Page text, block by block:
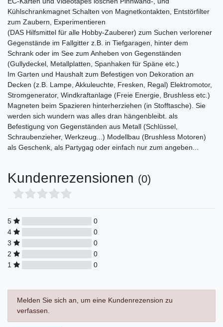
Kühlschrankmagnet Schalten von Magnetkontakten, Entstörfilter
zum Zaubern, Experimentieren
(DAS Hilfsmittel für alle Hobby-Zauberer) zum Suchen verlorener
Gegenstände im Fallgitter z.B. in Tiefgaragen, hinter dem
Schrank oder im See zum Anheben von Gegenständen
(Gullydeckel, Metallplatten, Spanhaken für Späne etc.)
Im Garten und Haushalt zum Befestigen von Dekoration an
Decken (z.B. Lampe, Akkuleuchte, Fresken, Regal) Elektromotor,
Stromgenerator, Windkraftanlage (Freie Energie, Brushless etc.)
Magneten beim Spazieren hinterherziehen (in Stofftasche). Sie
werden sich wundern was alles dran hängenbleibt. als
Befestigung von Gegenständen aus Metall (Schlüssel,
Schraubenzieher, Werkzeug...) Modellbau (Brushless Motoren)
als Geschenk, als Partygag oder einfach nur zum angeben...
Kundenrezensionen (0)
5
0
4
0
3
0
2
0
1
0
Melden Sie sich an, um eine Kundenrezension zu
verfassen.